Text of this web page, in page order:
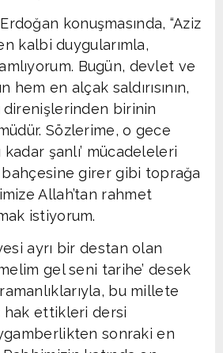
konuşmasında, “Aziz
kalbi duygularımla,
Bugün, devlet ve
hem en alçak saldırısının,
direnişlerinden birinin
Sözlerime, o gece
kadar şanlı’ mücadeleleri
bahçesine girer gibi toprağa
Allah’tan rahmet
istiyorum.
ayrı bir destan olan
gel seni tarihe’ desek
bu millete
ettikleri dersi
sonraki en